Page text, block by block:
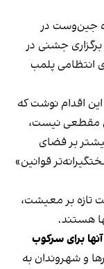
جین‌وست در
۱۹ مهر و پس از برگزاری جشنی در
انتظامی پلمب
اقدام نوشت که
مقطعی نیست،
بر فضای
قوانین»
تازه بر معیشت،
هستند.
برای سرکوب
و شهروندان به